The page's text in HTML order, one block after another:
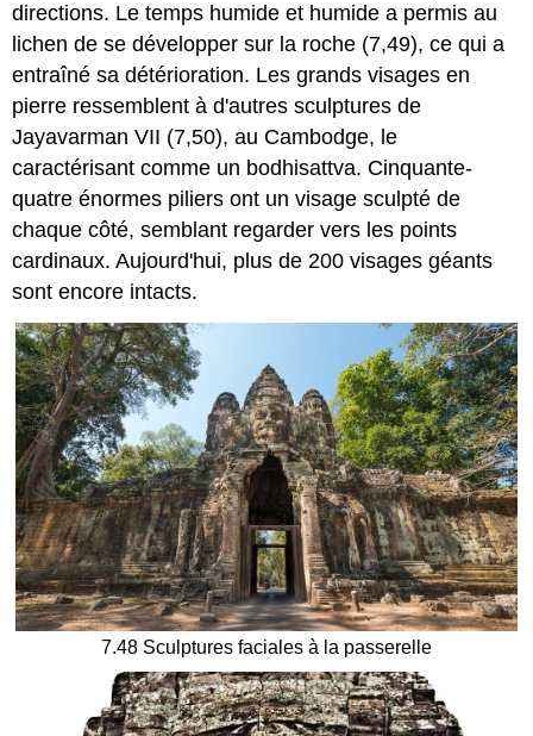
directions. Le temps humide et humide a permis au
lichen de se développer sur la roche (7,49), ce qui a
entraîné sa détérioration. Les grands visages en
pierre ressemblent à d'autres sculptures de
Jayavarman VII (7,50), au Cambodge, le
caractérisant comme un bodhisattva. Cinquante-
quatre énormes piliers ont un visage sculpté de
chaque côté, semblant regarder vers les points
cardinaux. Aujourd'hui, plus de 200 visages géants
sont encore intacts.
7.48 Sculptures faciales à la passerelle